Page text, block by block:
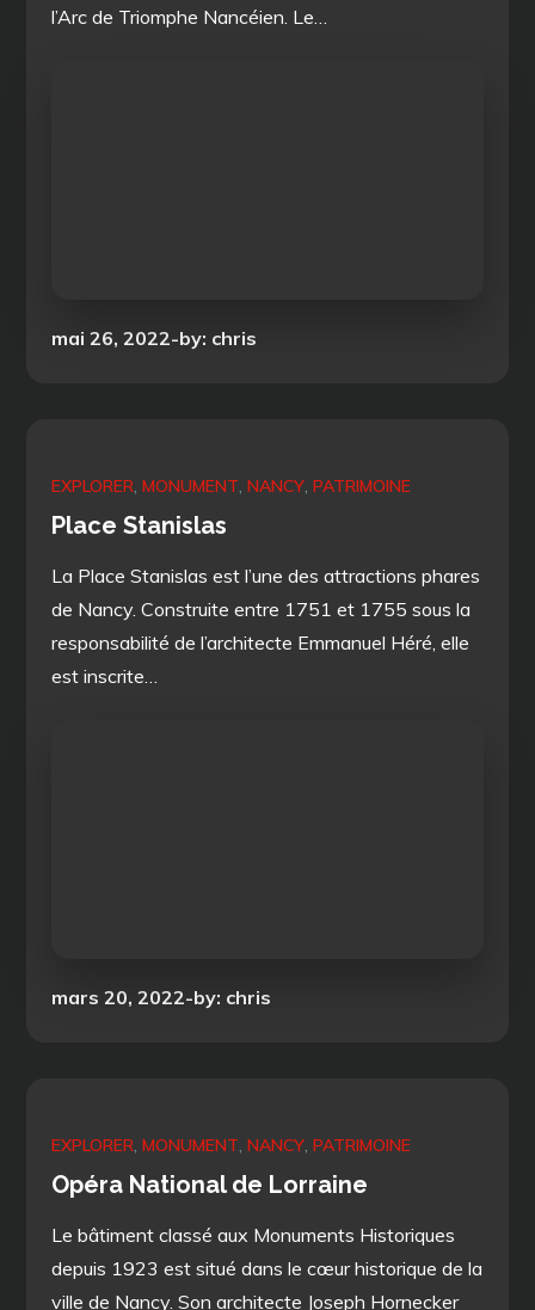
l’Arc de Triomphe Nancéien. Le…
Posted
mai 26, 2022 by: chris
EXPLORER MONUMENT NANCY PATRIMOINE
Place Stanislas
La Place Stanislas est l’une des attractions phares
de Nancy. Construite entre 1751 et 1755 sous la
responsabilité de l’architecte Emmanuel Héré, elle
est inscrite…
Posted
mars 20, 2022 by: chris
EXPLORER MONUMENT NANCY PATRIMOINE
Opéra National de Lorraine
Le bâtiment classé aux Monuments Historiques
depuis 1923 est situé dans le cœur historique de la
ville de Nancy. Son architecte Joseph Hornecker